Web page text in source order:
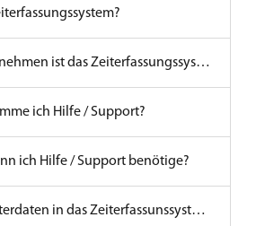
Für welche Unternehmen ist das Zeiterfassungssystem geeignet?
ich Hilfe / Support?
ich Hilfe / Support benötige?
Können Mitarbeiterdaten in das Zeiterfassunssystem importiert werden?